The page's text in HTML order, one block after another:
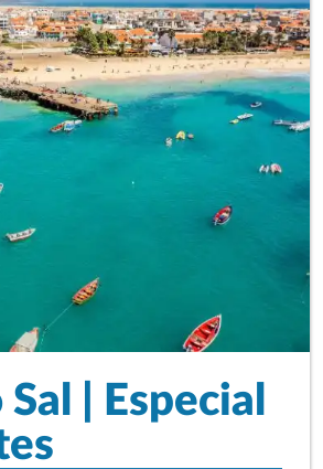
Sal | Especial